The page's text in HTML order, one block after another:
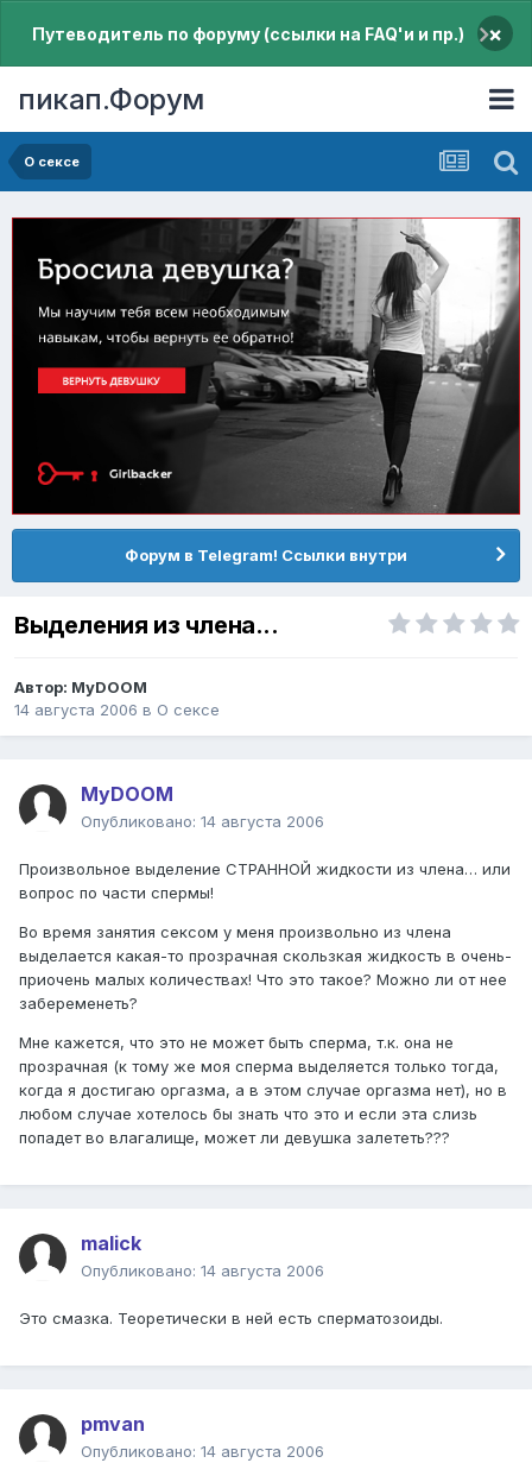
Путеводитель по форуму (ссылки на FAQ'и и пр.) ×
пикап.Форум
О сексе
Форум в Telegram! Ссылки внутри
Выделения из члена...
Автор: MyDOOM
14 августа 2006 в О сексе
MyDOOM
Опубликовано: 14 августа 2006
Произвольное выделение СТРАННОЙ жидкости из члена… или
вопрос по части спермы!
Во время занятия сексом у меня произвольно из члена
выделается какая-то прозрачная скользкая жидкость в очень-
приочень малых количествах! Что это такое? Можно ли от нее
забеременеть?
Мне кажется, что это не может быть сперма, т.к. она не
прозрачная (к тому же моя сперма выделяется только тогда,
когда я достигаю оргазма, а в этом случае оргазма нет), но в
любом случае хотелось бы знать что это и если эта слизь
попадет во влагалище, может ли девушка залететь???
malick
Опубликовано: 14 августа 2006
Это смазка. Теоретически в ней есть сперматозоиды.
pmvan
Опубликовано: 14 августа 2006